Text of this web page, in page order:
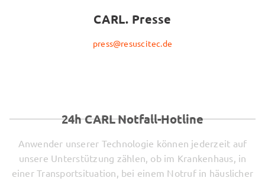
CARL. Presse
press@resuscitec.de
24h CARL Notfall-Hotline
Anwender unserer Technologie können jederzeit auf
unsere Unterstützung zählen, ob im Krankenhaus, in
einer Transportsituation, bei einem Notruf in häuslicher